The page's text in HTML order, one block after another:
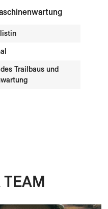
Trailbaus und
TEAM